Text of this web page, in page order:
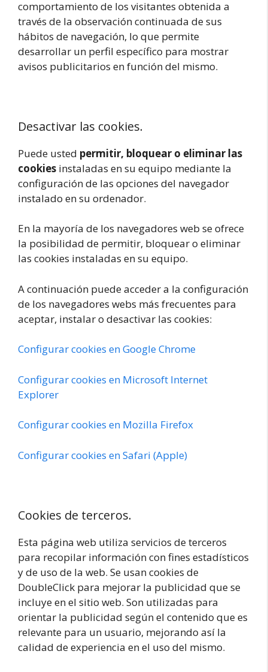
comportamiento de los visitantes obtenida a
través de la observación continuada de sus
hábitos de navegación, lo que permite
desarrollar un perfil específico para mostrar
avisos publicitarios en función del mismo.
Desactivar las cookies.
Puede usted permitir, bloquear o eliminar las
cookies instaladas en su equipo mediante la
configuración de las opciones del navegador
instalado en su ordenador.
En la mayoría de los navegadores web se ofrece
la posibilidad de permitir, bloquear o eliminar
las cookies instaladas en su equipo.
A continuación puede acceder a la configuración
de los navegadores webs más frecuentes para
aceptar, instalar o desactivar las cookies:
Configurar cookies en Google Chrome
Configurar cookies en Microsoft Internet
Explorer
Configurar cookies en Mozilla Firefox
Configurar cookies en Safari (Apple)
Cookies de terceros.
Esta página web utiliza servicios de terceros
para recopilar información con fines estadísticos
y de uso de la web. Se usan cookies de
DoubleClick para mejorar la publicidad que se
incluye en el sitio web. Son utilizadas para
orientar la publicidad según el contenido que es
relevante para un usuario, mejorando así la
calidad de experiencia en el uso del mismo.